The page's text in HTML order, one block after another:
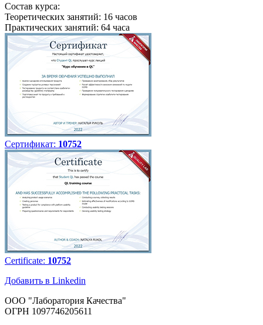
Состав курса:
Теоретических занятий: 16 часов
Практических занятий: 64 часа
Сертификат: 10752
Certificate: 10752
Добавить в Linkedin
ООО "Лаборатория Качества"
ОГРН 1097746205611